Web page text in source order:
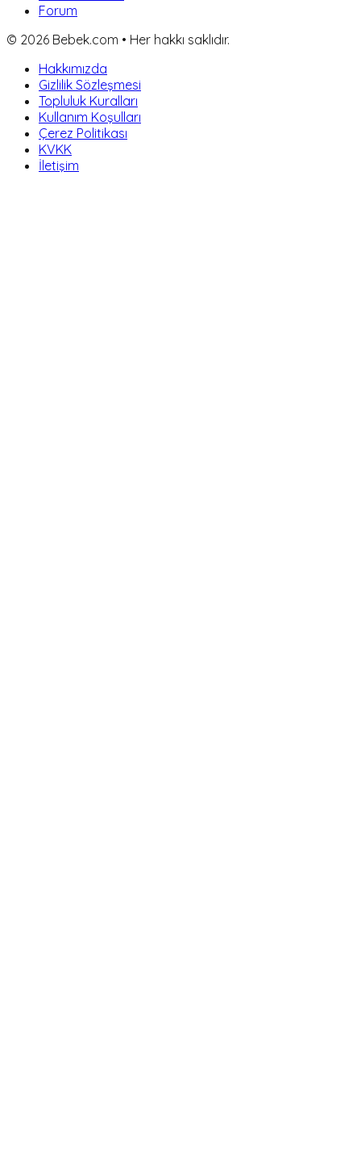
Forum
© 2026 Bebek.com • Her hakkı saklıdır.
Hakkımızda
Gizlilik Sözleşmesi
Topluluk Kuralları
Kullanım Koşulları
Çerez Politikası
KVKK
İletişim